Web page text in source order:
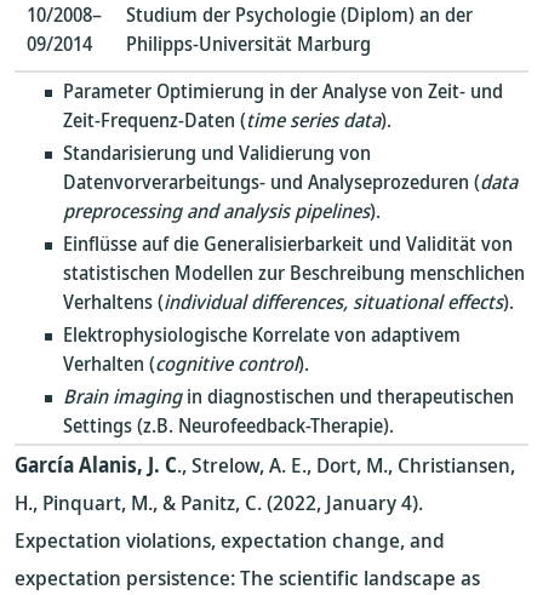
10/2008–
09/2014
Studium der Psychologie (Diplom) an der
Philipps-Universität Marburg
Parameter Optimierung in der Analyse von Zeit- und
Zeit-Frequenz-Daten (time series data).
Standarisierung und Validierung von
Datenvorverarbeitungs- und Analyseprozeduren (data
preprocessing and analysis pipelines).
Einflüsse auf die Generalisierbarkeit und Validität von
statistischen Modellen zur Beschreibung menschlichen
Verhaltens (individual differences, situational effects).
Elektrophysiologische Korrelate von adaptivem
Verhalten (cognitive control).
Brain imagingin diagnostischen und therapeutischen
Settings (z.B. Neurofeedback-Therapie).
García Alanis, J. C., Strelow, A. E., Dort, M., Christiansen,
H., Pinquart, M., & Panitz, C. (2022, January 4).
Expectation violations, expectation change, and
expectation persistence: The scientific landscape as